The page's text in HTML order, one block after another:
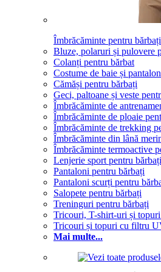
Îmbrăcăminte pentru bărbați
Bluze, polaruri și pulovere
Colanți pentru bărbat
Costume de baie și
Cămăși pentru bărbați
Geci, paltoane și veste
Îmbrăcăminte de
Îmbrăcăminte de ploaie
Îmbrăcăminte de trekking
Îmbrăcăminte din lână
Îmbrăcăminte termoactive
Lenjerie sport pentru bărbați
Pantaloni pentru bărbați
Pantaloni scurți pentru
Salopete pentru bărbați
Treninguri pentru bărbați
Tricouri, T-shirt-uri și
Tricouri și topuri cu filtru
Mai multe...